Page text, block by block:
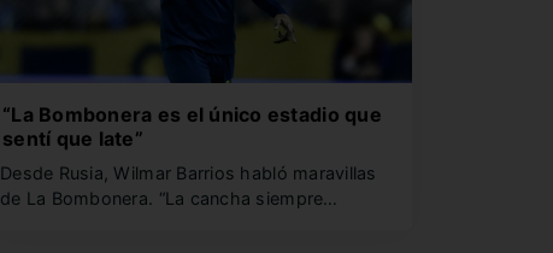
“La Bombonera es el único estadio que
sentí que late”
Desde Rusia, Wilmar Barrios habló maravillas
de La Bombonera. “La cancha siempre…